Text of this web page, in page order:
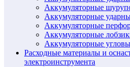
Аккумуляторные
Аккумуляторные
Аккумуляторные
Аккумуляторные
Аккумуляторные
Расходные материалы и
электроинструмента